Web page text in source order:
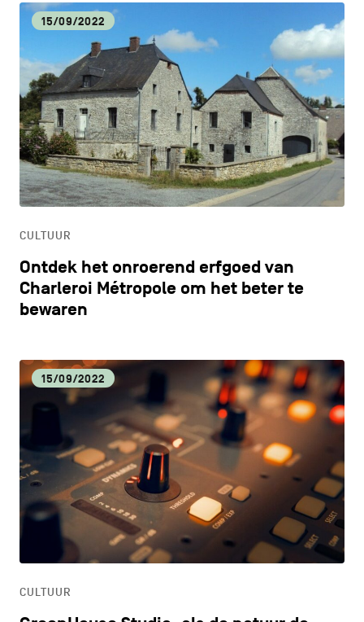
15/09/2022
CULTUUR
Ontdek het onroerend erfgoed van
Charleroi Métropole om het beter te
bewaren
15/09/2022
CULTUUR